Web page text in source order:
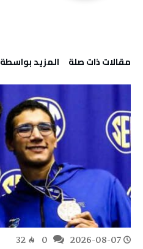
‫مقالات ذات صلة‬ ‫‫المزيد بواسطة‬ ‬ زهيّر‭ ‬ورد
2026-08-07
32